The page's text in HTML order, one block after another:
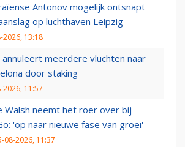
Antonov mogelijk ontsnapt
op luchthaven Leipzig
2026, 13:18
annuleert meerdere vluchten naar
door staking
2026, 11:57
Walsh neemt het roer over bij
'op naar nieuwe fase van groei'
08-2026, 11:37